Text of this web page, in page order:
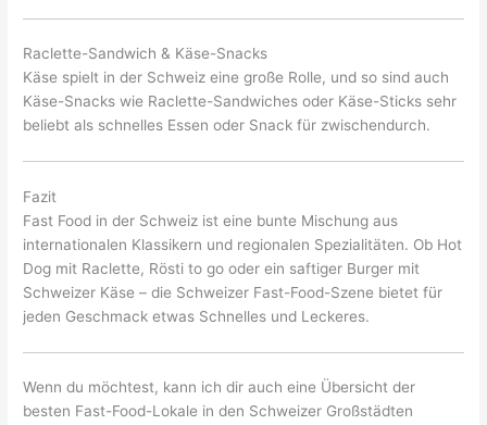
Raclette-Sandwich & Käse-Snacks
Käse spielt in der Schweiz eine große Rolle, und so sind auch
Käse-Snacks wie Raclette-Sandwiches oder Käse-Sticks sehr
beliebt als schnelles Essen oder Snack für zwischendurch.
Fazit
Fast Food in der Schweiz ist eine bunte Mischung aus
internationalen Klassikern und regionalen Spezialitäten. Ob Hot
Dog mit Raclette, Rösti to go oder ein saftiger Burger mit
Schweizer Käse – die Schweizer Fast-Food-Szene bietet für
jeden Geschmack etwas Schnelles und Leckeres.
Wenn du möchtest, kann ich dir auch eine Übersicht der
besten Fast-Food-Lokale in den Schweizer Großstädten